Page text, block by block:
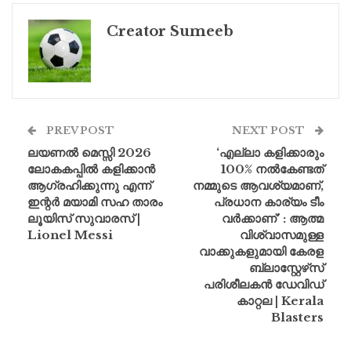
Creator Sumeeb
PREV POST
ലയണൽ മെസ്സി 2026
ലോകകപ്പിൽ കളിക്കാൻ
ആഗ്രഹിക്കുന്നു എന്ന്
ഇന്റർ മയാമി സഹ താരം
ലൂയിസ് സുവാരസ് |
Lionel Messi
NEXT POST
‘എല്ലാ കളിക്കാരും
100% നൽകേണ്ടത്
നമ്മുടെ ആവശ്യമാണ്,
പ്രധാന കാര്യം ടീം
വർക്കാണ്’ : ആത്മ
വിശ്വാസമുള്ള
വാക്കുകളുമായി കേരള
ബ്ലാസ്റ്റേഴ്‌സ്
പരിശീലകൻ ഡേവിഡ്
കാറ്റല | Kerala
Blasters